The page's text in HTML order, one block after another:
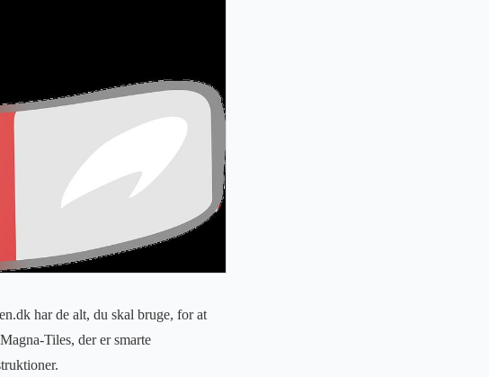
har de alt, du skal bruge, for at
Tiles, der er smarte